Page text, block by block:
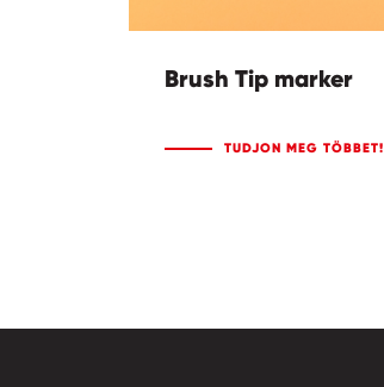
Brush Tip marker
TUDJON MEG TÖBBET!